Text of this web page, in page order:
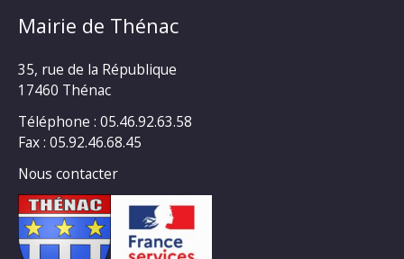
Mairie de Thénac
35, rue de la République
17460 Thénac
Téléphone : 05.46.92.63.58
Fax : 05.92.46.68.45
Nous contacter